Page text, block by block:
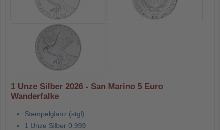
1 Unze Silber 2026 - San Marino 5 Euro
Wanderfalke
Stempelglanz (stgl)
1 Unze Silber 0.999